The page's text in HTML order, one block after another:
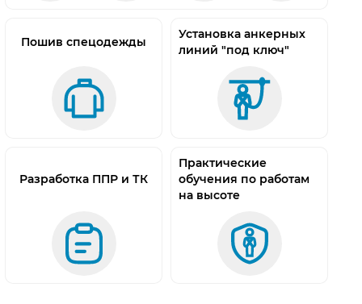
Пошив спецодежды
Установка анкерных
линий "под ключ"
Разработка ППР и ТК
Практические
обучения по работам
на высоте